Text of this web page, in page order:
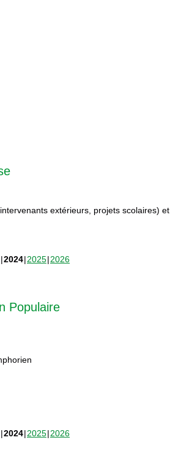
extérieurs, projets scolaires) et
2024 2025 2026
Populaire
2024 2025 2026